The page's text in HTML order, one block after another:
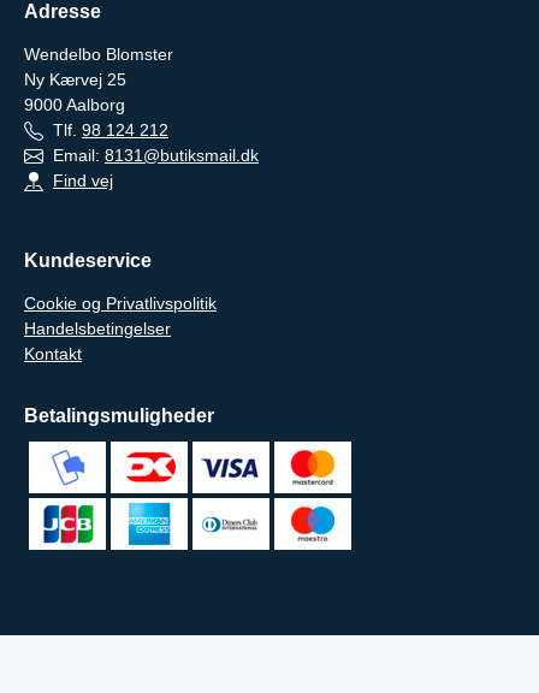
Adresse
Wendelbo Blomster
Ny Kærvej 25
9000Aalborg
Tlf. 98 124 212
Email: 8131@butiksmail.dk
Find vej
Kundeservice
Cookie og Privatlivspolitik
Handelsbetingelser
Kontakt
Betalingsmuligheder